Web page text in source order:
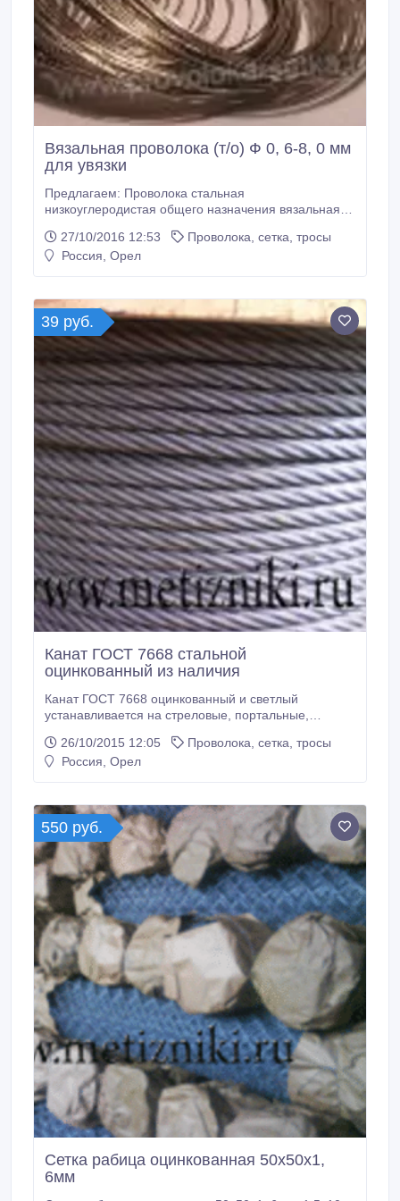
Вязальная проволока (т/о) Ф 0, 6-8, 0 мм
для увязки
Предлагаем: Проволока стальная
низкоуглеродистая общего назначения вязальная
требованию потребителя проволока может быть
покрыта тонким слоем жидкой смазки. Используется
увязки макулатуры, мусора, хлопка, леса,
изготовления елок, венков .
27/10/2016 12:53
Проволока, сетка, тросы
Россия, Орел
39 руб.
Канат ГОСТ 7668 стальной
оцинкованный из наличия
Канат ГОСТ 7668 оцинкованный и светлый
устанавливается на стреловые, портальные,
изготовления строп и растяжек. Предлагаем данный
канат от 8, 1-72мм. Режем по вашей длине.
нас на сайте.
26/10/2015 12:05
Проволока, сетка, тросы
Россия, Орел
550 руб.
Сетка рабица оцинкованная 50х50х1,
6мм